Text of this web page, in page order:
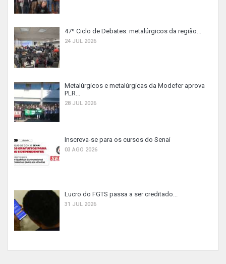
47º Ciclo de Debates: metalúrgicos da região...
24 JUL 2026
Metalúrgicos e metalúrgicas da Modefer aprova
PLR...
28 JUL 2026
Inscreva-se para os cursos do Senai
03 AGO 2026
Lucro do FGTS passa a ser creditado...
31 JUL 2026